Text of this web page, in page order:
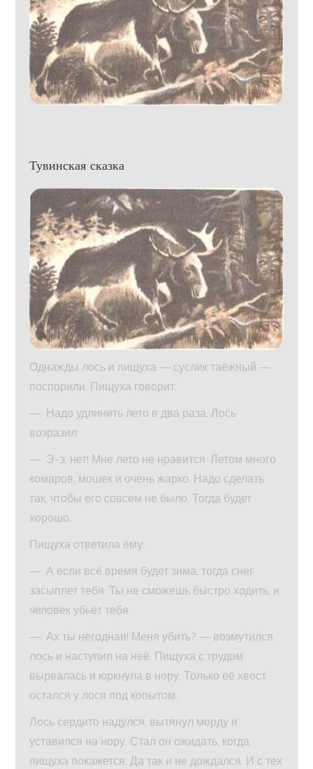
Тувинская сказка
Однажды лось и пищуха — суслик таёжный —
поспорили. Пищуха говорит:
— Надо удлинить лето в два раза. Лось
возразил:
— Э-э, нет! Мне лето не нравится. Летом много
комаров, мошек и очень жарко. Надо сделать
так, чтобы его совсем не было. Тогда будет
хорошо.
Пищуха ответила ему:
— А если всё время будет зима, тогда снег
засыплет тебя. Ты не сможешь быстро ходить, и
человек убьёт тебя.
— Ах ты негодная! Меня убить? — возмутился
лось и наступил на неё. Пищуха с трудом
вырвалась и юркнула в нору. Только её хвост
остался у лося под копытом.
Лось сердито надулся, вытянул морду и
уставился на нору. Стал он ожидать, когда
пищуха покажется. Да так и не дождался. И с тех